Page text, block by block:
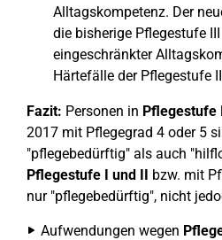
Alltagskompetenz. Der
die bisherige Pflegestufe
eingeschränkter
Härtefälle der Pflegestufe
Fazit: Personen in Pflegestufe
2017 mit Pflegegrad 4 oder 5
"pflegebedürftig" als auch
Pflegestufe I und II bzw. mit
nur "pflegebedürftig", nicht
Aufwendungen wegen